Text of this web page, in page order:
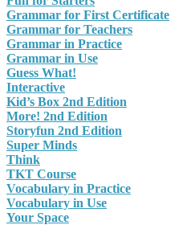
Grammar for First Certificate
Grammar for Teachers
Grammar in Practice
Grammar in Use
Guess What!
Interactive
Kid’s Box 2nd Edition
More! 2nd Edition
Storyfun 2nd Edition
Super Minds
Think
TKT Course
Vocabulary in Practice
Vocabulary in Use
Your Space